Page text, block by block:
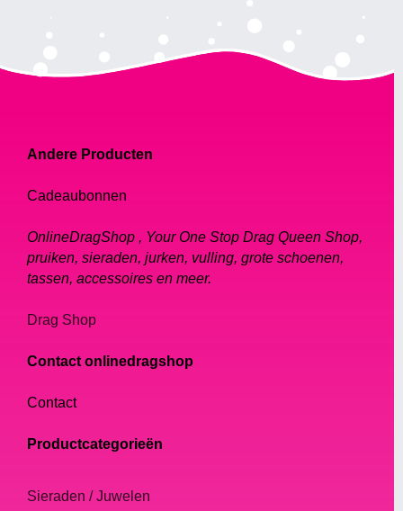
Andere Producten
Cadeaubonnen
OnlineDragShop , Your One Stop Drag Queen Shop,
pruiken, sieraden, jurken, vulling, grote schoenen,
tassen, accessoires en meer.
Drag Shop
Contact onlinedragshop
Contact
Productcategorieën
Sieraden / Juwelen